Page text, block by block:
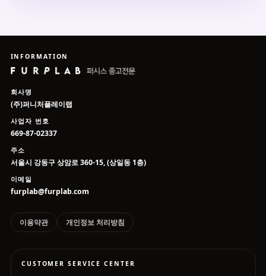
INFORMATION
회사명
(주)퍼니처플레이랩
사업자 번호
669-87-02337
주소
서울시 강동구 상암로 360-15, (상일동 1층)
이메일
furplab@furplab.com
이용약관 개인정보 처리방침
CUSTOMER SERVICE CENTER